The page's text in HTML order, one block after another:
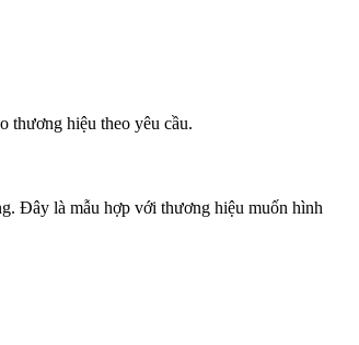
thương hiệu theo yêu cầu.
Đây là mẫu hợp với thương hiệu muốn hình